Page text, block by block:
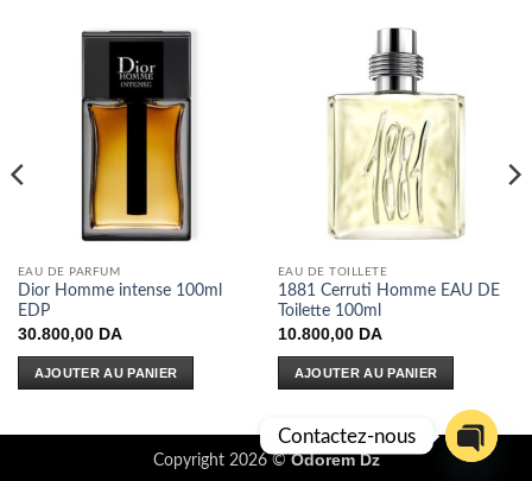
EAU DE PARFUM
Dior Homme intense 100ml
EDP
30.800,00 DA
AJOUTER AU PANIER
EAU DE TOILLETE
1881 Cerruti Homme EAU DE
Toilette 100ml
10.800,00 DA
AJOUTER AU PANIER
Copyright 2026 ©Odorem Dz
Contactez-nous